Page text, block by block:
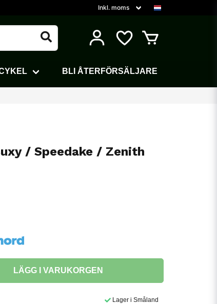
BLI ÅTERFÖRSÄLJARE
/ Speedake / Zenith
LÄGG I VARUKORGEN
Lager i Småland